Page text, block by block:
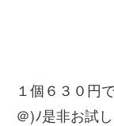
１個６３０円
＠)ﾉ是非お試